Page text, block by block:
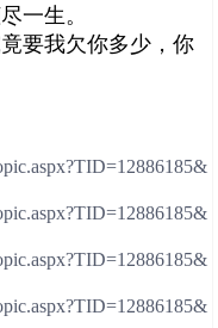
一生。
要我欠你多少，你